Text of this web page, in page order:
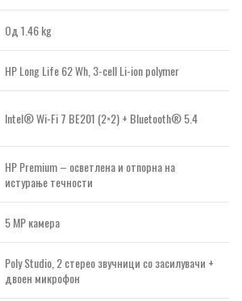
Од 1.46 kg
HP Long Life 62 Wh, 3-cell Li-ion polymer
Intel® Wi-Fi 7 BE201 (2×2) + Bluetooth® 5.4
HP Premium – осветлена и отпорна на
истурање течности
5 MP камера
Poly Studio, 2 стерео звучници со засилувачи +
двоен микрофон